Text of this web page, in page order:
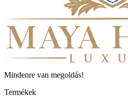
Mindenre van megoldás!
Termékek